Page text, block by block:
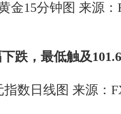
金15分钟图 来源：
跌，最低触及
指数日线图 来源：